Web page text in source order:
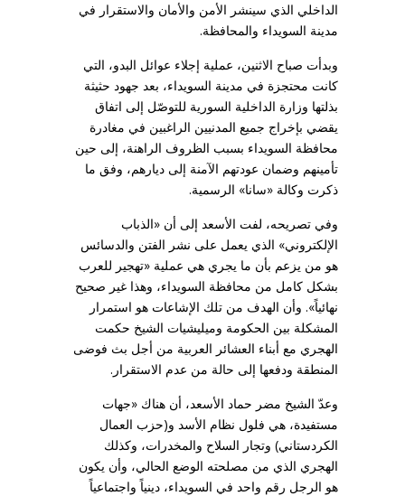
الداخلي الذي سينشر الأمن والأمان والاستقرار في
مدينة السويداء والمحافظة.
وبدأت صباح الاثنين، عملية إجلاء عوائل البدو، التي
كانت محتجزة في مدينة السويداء، بعد جهود حثيثة
بذلتها وزارة الداخلية السورية للتوصّل إلى اتفاق
يقضي بإخراج جميع المدنيين الراغبين في مغادرة
محافظة السويداء بسبب الظروف الراهنة، إلى حين
تأمينهم وضمان عودتهم الآمنة إلى ديارهم، وفق ما
ذكرت وكالة «سانا» الرسمية.
وفي تصريحه، لفت الأسعد إلى أن «الذباب
الإلكتروني» الذي يعمل على نشر الفتن والدسائس
هو من يزعم بأن ما يجري هي عملية «تهجير للعرب
بشكل كامل من محافظة السويداء، وهذا غير صحيح
نهائياً». وأن الهدف من تلك الإشاعات هو استمرار
المشكلة بين الحكومة وميليشيات الشيخ حكمت
الهجري مع أبناء العشائر العربية من أجل بث فوضى
المنطقة ودفعها إلى حالة من عدم الاستقرار.
وعدّ الشيخ مضر حماد الأسعد، أن هناك «جهات
مستفيدة، هي فلول نظام الأسد و(حزب العمال
الكردستاني) وتجار السلاح والمخدرات، وكذلك
الهجري الذي من مصلحته الوضع الحالي، وأن يكون
هو الرجل رقم واحد في السويداء، دينياً واجتماعياً